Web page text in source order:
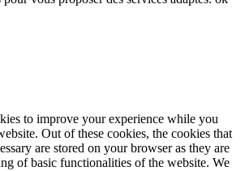
to improve your experience while you
Out of these cookies, the cookies that
are stored on your browser as they are
of basic functionalities of the website. We